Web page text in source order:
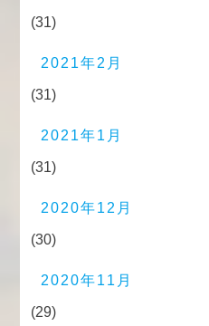
(31)
2021年2月
(31)
2021年1月
(31)
2020年12月
(30)
2020年11月
(29)